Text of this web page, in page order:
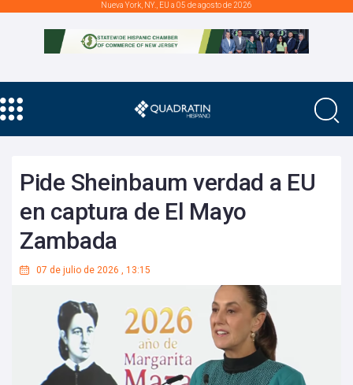
Nueva York, NY., EU a 05 de agosto de 2026
Pide Sheinbaum verdad a EU
en captura de El Mayo
Zambada
07 de julio de 2026 , 13:15